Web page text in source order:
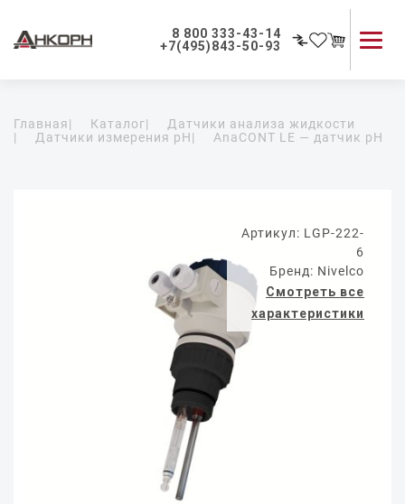
8 800 333-43-14
+7(495)843-50-93
Применение приборов
Главная| Каталог|
Датчики анализа жидкости
|
Датчики измерения pH| AnaCONT LE — датчик pH
Артикул: LGP-222-
6
Бренд: Nivelco
Смотреть все
характеристики